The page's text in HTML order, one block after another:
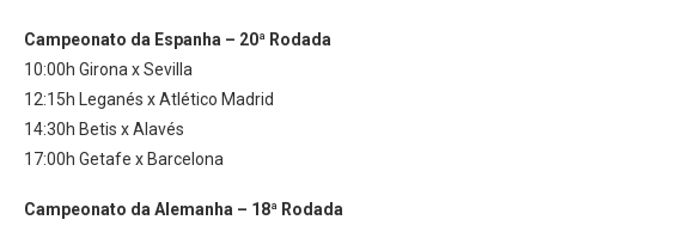
Campeonato da Espanha – 20ª Rodada
10:00h Girona x Sevilla
12:15h Leganés x Atlético Madrid
14:30h Betis x Alavés
17:00h Getafe x Barcelona
Campeonato da Alemanha – 18ª Rodada